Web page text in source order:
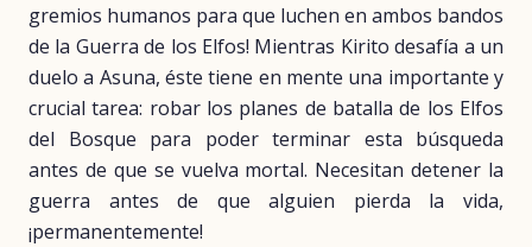
gremios humanos para que luchen en ambos bandos
de la Guerra de los Elfos! Mientras Kirito desafía a un
duelo a Asuna, éste tiene en mente una importante y
crucial tarea: robar los planes de batalla de los Elfos
del Bosque para poder terminar esta búsqueda
antes de que se vuelva mortal. Necesitan detener la
guerra antes de que alguien pierda la vida,
¡permanentemente!